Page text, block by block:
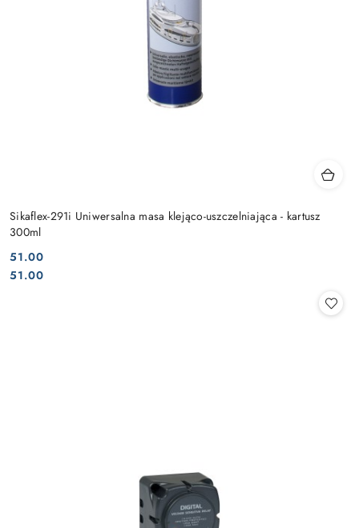
Sikaflex-291i Uniwersalna masa klejąco-uszczelniająca - kartusz
300ml
Cena:
51.00
Cena:
51.00